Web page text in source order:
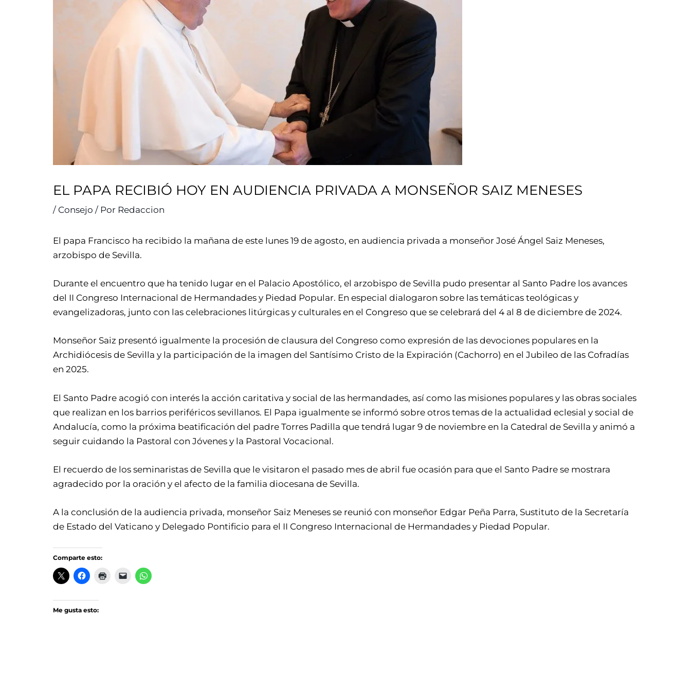
EL PAPA RECIBIÓ HOY EN AUDIENCIA PRIVADA A MONSEÑOR SAIZ MENESES
/ Consejo / Por Redaccion
El papa Francisco ha recibido la mañana de este lunes 19 de agosto, en audiencia privada a monseñor José Ángel Saiz Meneses,
arzobispo de Sevilla.
Durante el encuentro que ha tenido lugar en el Palacio Apostólico, el arzobispo de Sevilla pudo presentar al Santo Padre los avances
del II Congreso Internacional de Hermandades y Piedad Popular. En especial dialogaron sobre las temáticas teológicas y
evangelizadoras, junto con las celebraciones litúrgicas y culturales en el Congreso que se celebrará del 4 al 8 de diciembre de 2024.
Monseñor Saiz presentó igualmente la procesión de clausura del Congreso como expresión de las devociones populares en la
Archidiócesis de Sevilla y la participación de la imagen del Santísimo Cristo de la Expiración (Cachorro) en el Jubileo de las Cofradías
en 2025.
El Santo Padre acogió con interés la acción caritativa y social de las hermandades, así como las misiones populares y las obras sociales
que realizan en los barrios periféricos sevillanos. El Papa igualmente se informó sobre otros temas de la actualidad eclesial y social de
Andalucía, como la próxima beatificación del padre Torres Padilla que tendrá lugar 9 de noviembre en la Catedral de Sevilla y animó a
seguir cuidando la Pastoral con Jóvenes y la Pastoral Vocacional.
El recuerdo de los seminaristas de Sevilla que le visitaron el pasado mes de abril fue ocasión para que el Santo Padre se mostrara
agradecido por la oración y el afecto de la familia diocesana de Sevilla.
A la conclusión de la audiencia privada, monseñor Saiz Meneses se reunió con monseñor Edgar Peña Parra, Sustituto de la Secretaría
de Estado del Vaticano y Delegado Pontificio para el II Congreso Internacional de Hermandades y Piedad Popular.
Comparte esto:
Me gusta esto: